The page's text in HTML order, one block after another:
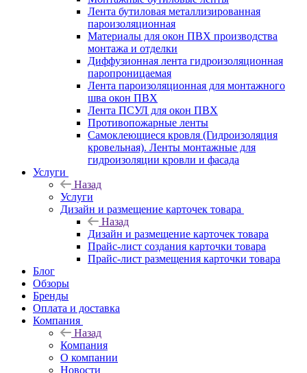
Лента бутиловая металлизированная
пароизоляционная
Материалы для окон ПВХ производства
монтажа и отделки
Диффузионная лента гидроизоляционная
паропроницаемая
Лента пароизоляционная для монтажного
шва окон ПВХ
Лента ПСУЛ для окон ПВХ
Противопожарные ленты
Самоклеющиеся кровля (Гидроизоляция
кровельная). Ленты монтажные для
гидроизоляции кровли и фасада
Услуги
Назад
Услуги
Дизайн и размещение карточек товара
Назад
Дизайн и размещение карточек товара
Прайс-лист создания карточки товара
Прайс-лист размещения карточки товара
Блог
Обзоры
Бренды
Оплата и доставка
Компания
Назад
Компания
О компании
Новости